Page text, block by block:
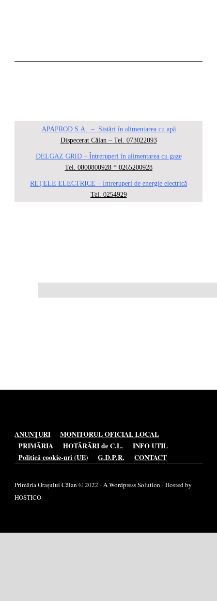
APAPROD S.A. – Sistări în alimentarea cu apă
Dispecerat Călan – Tel. 073022093
DELGAZ GRID – Întreruperi în alimentarea cu gaze
Tel. 0800800928 * 0265200928
REȚELE ELECTRICE – Intreruperi de energie electrică
Tel. 0254929
ANUNȚURI
MONITORUL OFICIAL LOCAL
PRIMĂRIA
HOTĂRÂRI de C.L.
INFO UTIL
Politică cookie-uri (UE)
G.D.P.R. CONTACT
Primăria Orașului Călan © 2022 - A Wordpress Solution - Hosted by
HOSTICO